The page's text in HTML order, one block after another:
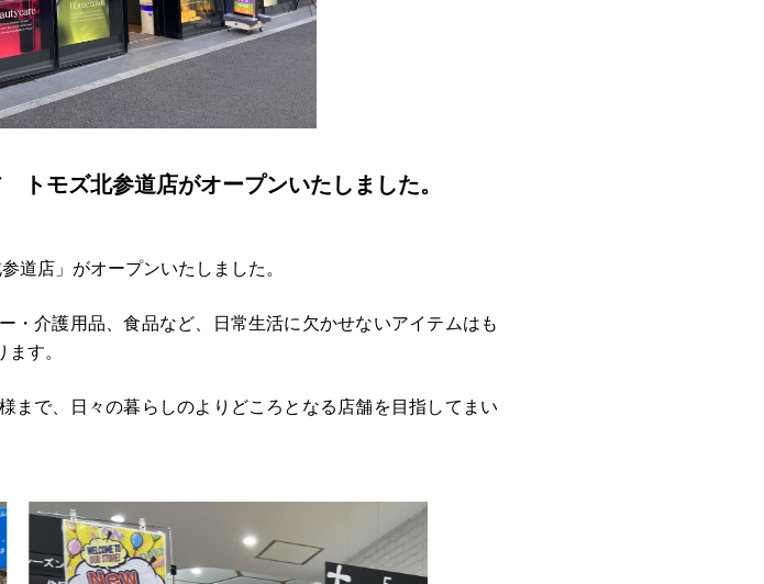
モズ北参道店がオープンいたしました。
道店」がオープンいたしました。
・介護用品、食品など、日常生活に欠かせないアイテムはも
す。
まで、日々の暮らしのよりどころとなる店舗を目指してまい